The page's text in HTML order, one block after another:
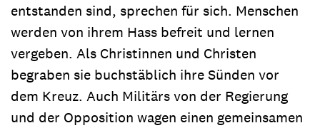
entstanden sind, sprechen für sich. Menschen
werden von ihrem Hass befreit und lernen
vergeben. Als Christinnen und Christen
begraben sie buchstäblich ihre Sünden vor
dem Kreuz. Auch Militärs von der Regierung
und der Opposition wagen einen gemeinsamen